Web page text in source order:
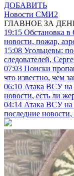
ДОБАВИТЬ
Новости СМИ2
ГЛАВНОЕ ЗА
19:15 Обстановка в
новости, пожар,
15:08 Усольцевы:
следователей,
07:03 Поиски
что известно, чем
06:10 Атака ВСУ на
новости, есть ли
04:14 Атака ВСУ на
последние